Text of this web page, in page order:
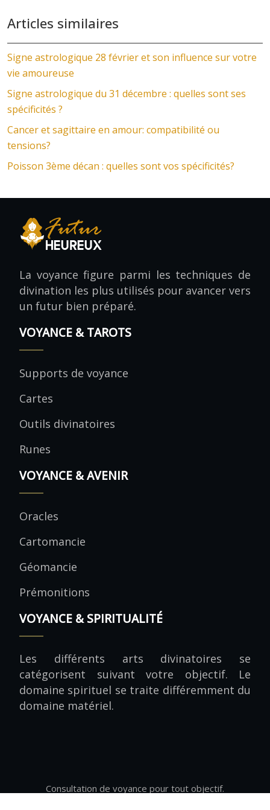
Articles similaires
Signe astrologique 28 février et son influence sur votre
vie amoureuse
Signe astrologique du 31 décembre : quelles sont ses
spécificités ?
Cancer et sagittaire en amour: compatibilité ou
tensions?
Poisson 3ème décan : quelles sont vos spécificités?
La voyance figure parmi les techniques de
divination les plus utilisés pour avancer vers
un futur bien préparé.
VOYANCE & TAROTS
Supports de voyance
Cartes
Outils divinatoires
Runes
VOYANCE & AVENIR
Oracles
Cartomancie
Géomancie
Prémonitions
VOYANCE & SPIRITUALITÉ
Les différents arts divinatoires se
catégorisent suivant votre objectif. Le
domaine spirituel se traite différemment du
domaine matériel.
Consultation de voyance pour tout objectif.